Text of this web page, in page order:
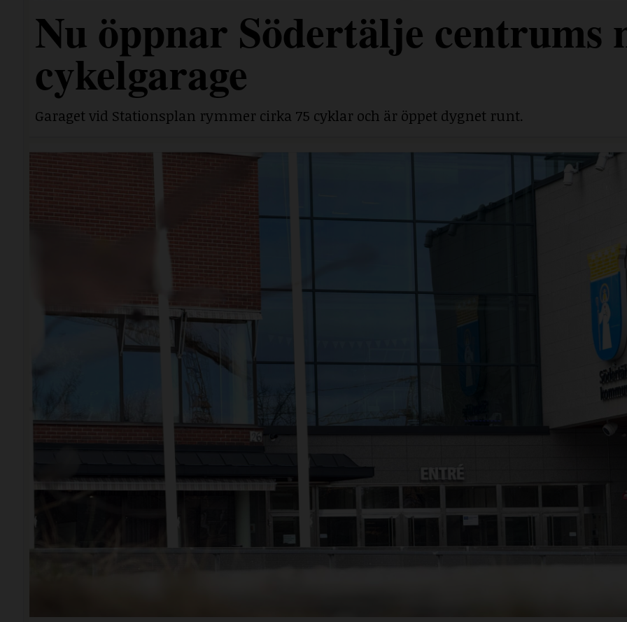
Nu öppnar Södertälje centrums
cykelgarage
Garaget vid Stationsplan rymmer cirka 75 cyklar och är öppet dygnet runt.